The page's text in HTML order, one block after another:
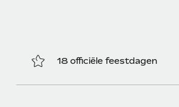
18 officiële feestdagen